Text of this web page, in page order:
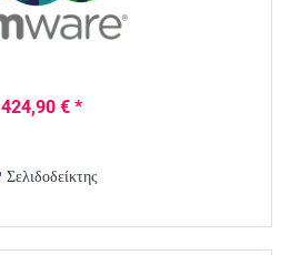
424,90 € *
Σελιδοδείκτης